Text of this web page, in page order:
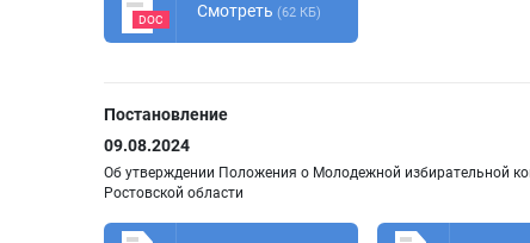
DOC Смотреть (62 КБ)
Постановление
09.08.2024
Об утверждении Положения о Молодежной избирательной
Ростовской области